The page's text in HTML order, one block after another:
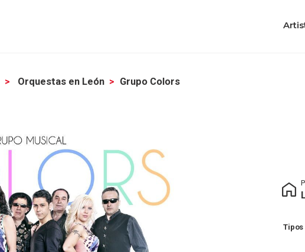
Orquestas en León Grupo Colors
Tipos